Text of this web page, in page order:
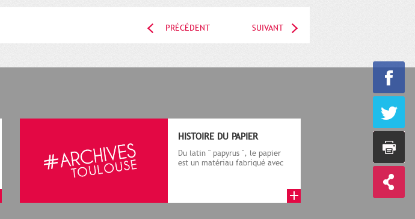
PRÉCÉDENT SUIVANT
HISTOIRE DU PAPIER
Du latin " papyrus ", le papier
est un matériau fabriqué avec